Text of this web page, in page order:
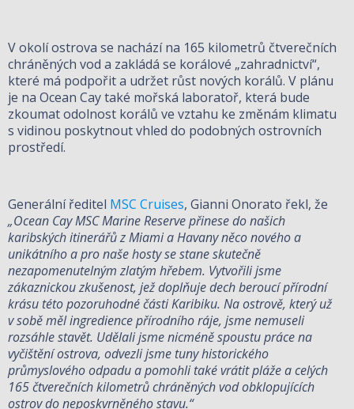
V okolí ostrova se nachází na 165 kilometrů čtverečních
chráněných vod a zakládá se korálové „zahradnictví“,
které má podpořit a udržet růst nových korálů. V plánu
je na Ocean Cay také mořská laboratoř, která bude
zkoumat odolnost korálů ve vztahu ke změnám klimatu
s vidinou poskytnout vhled do podobných ostrovních
prostředí.
Generální ředitel MSC Cruises, Gianni Onorato řekl, že
„Ocean Cay MSC Marine Reserve přinese do našich
karibských itinerářů z Miami a Havany něco nového a
unikátního a pro naše hosty se stane skutečně
nezapomenutelným zlatým hřebem. Vytvořili jsme
zákaznickou zkušenost, jež doplňuje dech beroucí přírodní
krásu této pozoruhodné části Karibiku. Na ostrově, který už
v sobě měl ingredience přírodního ráje, jsme nemuseli
rozsáhle stavět. Udělali jsme nicméně spoustu práce na
vyčištění ostrova, odvezli jsme tuny historického
průmyslového odpadu a pomohli také vrátit pláže a celých
165 čtverečních kilometrů chráněných vod obklopujících
ostrov do neposkvrněného stavu.“